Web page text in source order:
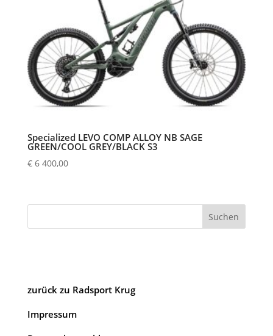
Specialized LEVO COMP ALLOY NB SAGE
GREEN/COOL GREY/BLACK S3
€6 400,00
Suchen
zurück zu Radsport Krug
Impressum